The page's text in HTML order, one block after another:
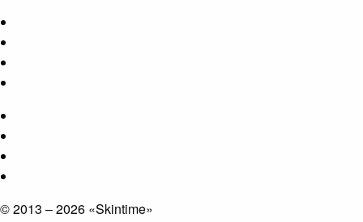
© 2013 – 2026 «Skintime»